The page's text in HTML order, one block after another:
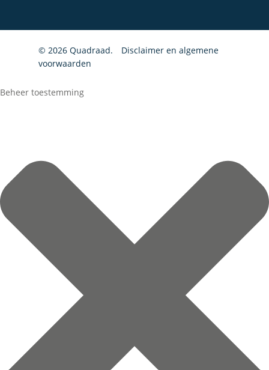
© 2026 Quadraad.
Disclaimer en algemene
voorwaarden
Beheer toestemming